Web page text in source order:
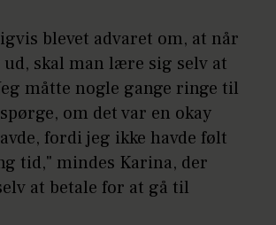
blevet advaret om, at når
skal man lære sig selv at
måtte nogle gange ringe til
om det var en okay
fordi jeg ikke havde følt
tid," mindes Karina, der
at betale for at gå til